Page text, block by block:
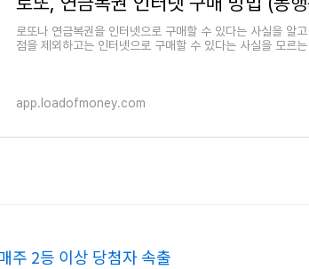
로또나 연금복권을 인터넷으로 구매할 수 있다는 사실을 알
점을 제외하고는 인터넷으로 구매할 수 있다는 사실을 모르는
app.loadofmoney.com
주 2등 이상 당첨자 속출